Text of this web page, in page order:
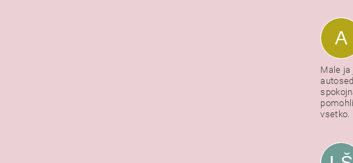
A
Male ja
vsetko.